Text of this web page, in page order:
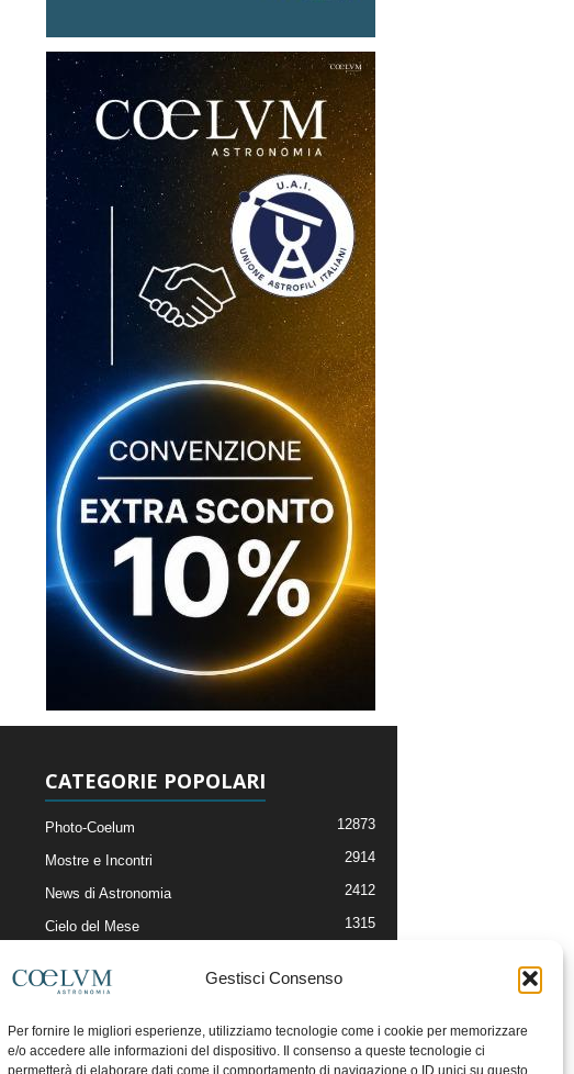
Gestisci Consenso
Per fornire le migliori esperienze, utilizziamo tecnologie come i cookie per memorizzare
e/o accedere alle informazioni del dispositivo. Il consenso a queste tecnologie ci
permetterà di elaborare dati come il comportamento di navigazione o ID unici su questo
CATEGORIE POPOLARI
Photo-Coelum 12873
Mostre e Incontri 2914
News di Astronomia 2412
Cielo del Mese 1315
Articoli e Risorse On-Line
Il Blog della Redazione